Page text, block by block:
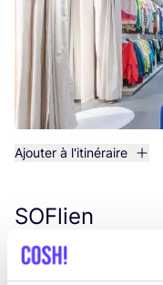
Ajouter à l'itinéraire
SOFlien
Nieuwstraat 42, Essen
Vêtements